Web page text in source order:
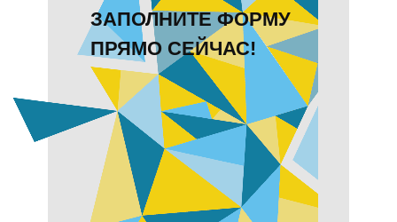
ЗАПОЛНИТЕ ФОРМУ
ПРЯМО СЕЙЧАС!